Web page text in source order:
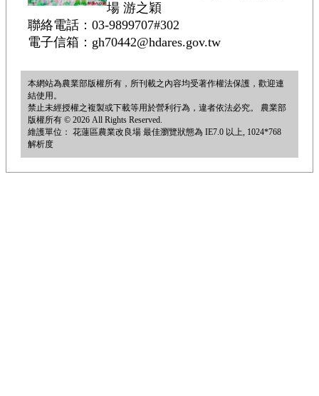
場 游之穎
聯絡電話：03-9899707#302
電子信箱：gh70442@hdares.gov.tw
本網站為農業部版權所有，所刊載之內容均受著作權法保護，歡迎連
結使用。
禁止未經授權之複製或下載等用於營利行為，違者依法必究。 農業部
版權所有 © 2026 All Rights Reserved.
維護單位： 花蓮區農業改良場 最佳瀏覽狀態為 IE7.0 以上, 1024*768
解析度